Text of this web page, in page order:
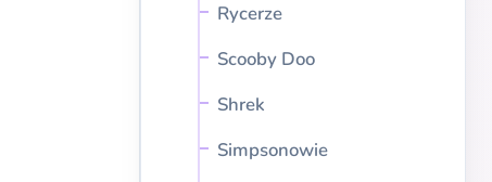
Rycerze
Scooby Doo
Shrek
Simpsonowie